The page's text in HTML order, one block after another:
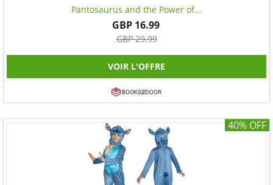
Pantosaurus and the Power of...
GBP 16.99
GBP 29.99
VOIR L'OFFRE
40% OFF